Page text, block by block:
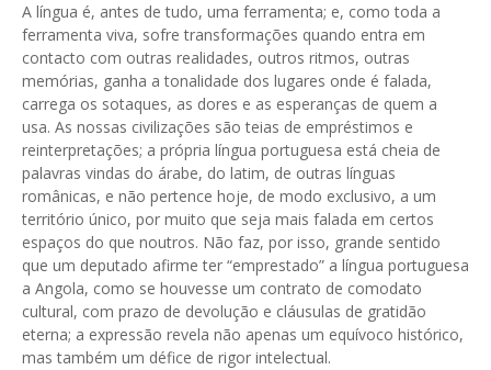
A língua é, antes de tudo, uma ferramenta; e, como toda a
ferramenta viva, sofre transformações quando entra em
contacto com outras realidades, outros ritmos, outras
memórias, ganha a tonalidade dos lugares onde é falada,
carrega os sotaques, as dores e as esperanças de quem a
usa. As nossas civilizações são teias de empréstimos e
reinterpretações; a própria língua portuguesa está cheia de
palavras vindas do árabe, do latim, de outras línguas
românicas, e não pertence hoje, de modo exclusivo, a um
território único, por muito que seja mais falada em certos
espaços do que noutros. Não faz, por isso, grande sentido
que um deputado afirme ter “emprestado” a língua portuguesa
a Angola, como se houvesse um contrato de comodato
cultural, com prazo de devolução e cláusulas de gratidão
eterna; a expressão revela não apenas um equívoco histórico,
mas também um défice de rigor intelectual.